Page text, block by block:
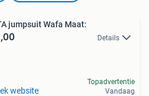
jumpsuit Wafa Maat:
Details
website
Topadvertentie
Vandaag